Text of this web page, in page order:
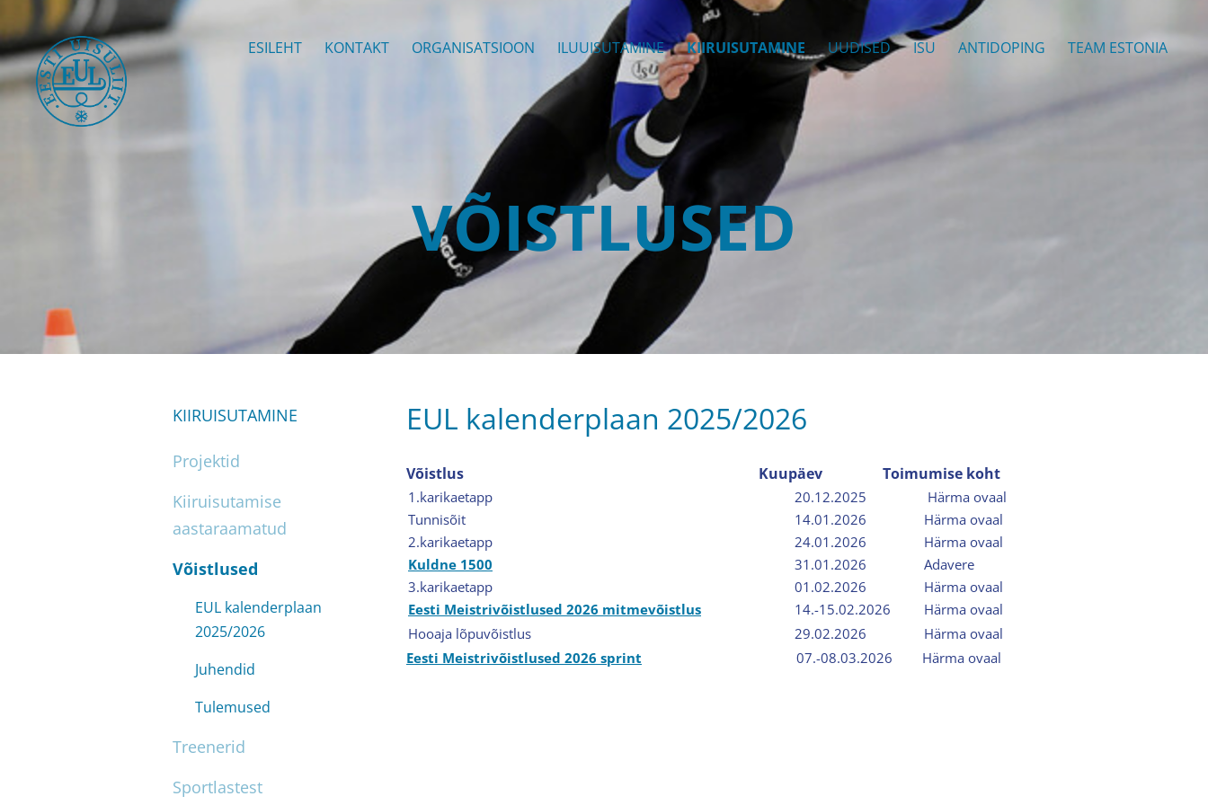
ESILEHT KONTAKT ORGANISATSIOON ILUUISUTAMINE KIIRUISUTAMINE UUDISED ISU ANTIDOPING TEAM ESTONIA
VÕISTLUSED
KIIRUISUTAMINE
Projektid
Kiiruisutamise
aastaraamatud
Võistlused
EUL kalenderplaan
2025/2026
Juhendid
Tulemused
Treenerid
Sportlastest
EUL kalenderplaan 2025/2026
Võistlus Kuupäev Toimumise koht
1.karikaetapp 20.12.2025
Härma ovaal
Tunnisõit
14.01.2026
Härma ovaal
2.karikaetapp
24.01.2026
Härma ovaal
Kuldne 1500
31.01.2026
Adavere
3.karikaetapp
01.02.2026
Härma ovaal
Eesti Meistrivõistlused 2026 mitmevõistlus
14.-15.02.2026
Härma ovaal
Hooaja lõpuvõistlus
29.02.2026
Härma ovaal
Eesti Meistrivõistlused 2026 sprint
07.-08.03.2026 Härma ovaal